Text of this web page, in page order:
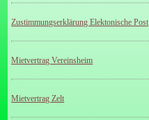
Zustimmungserklärung Elektonische Post
Mietvertrag Vereinsheim
Mietvertrag Zelt